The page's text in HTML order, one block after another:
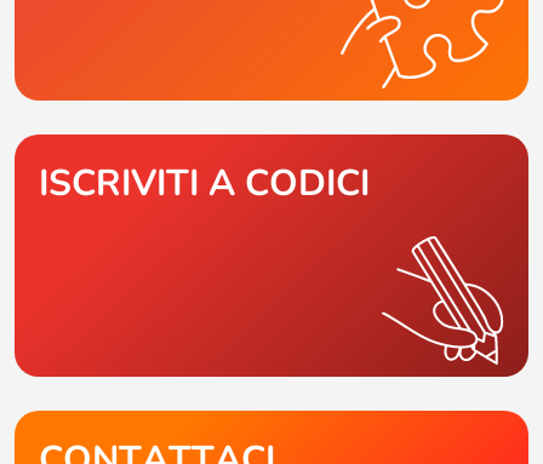
ISCRIVITI A CODICI